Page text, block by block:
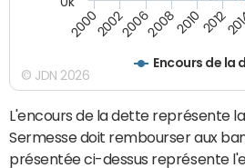
Encours de la
200020022006200820102012
© JDN 2026
L'encours de la dette représente
Sermesse doit rembourser aux
présentée ci-dessus représente